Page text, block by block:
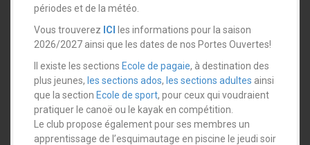
périodes et de la météo.
Vous trouverez ICI les informations pour la saison
2026/2027 ainsi que les dates de nos Portes Ouvertes!
Il existe les sections Ecole de pagaie, à destination des
plus jeunes, les sections ados, les sections adultes ainsi
que la section Ecole de sport, pour ceux qui voudraient
pratiquer le canoë ou le kayak en compétition.
Le club propose également pour ses membres un
apprentissage de l’esquimautage en piscine le jeudi soir